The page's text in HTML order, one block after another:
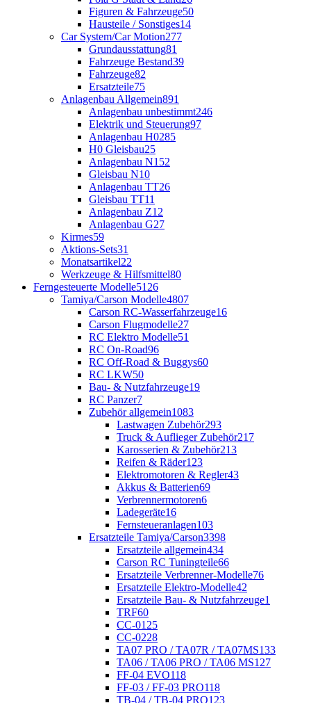
Figuren & Fahrzeuge50
Hausteile / Sonstiges14
Car System/Car Motion277
Grundausstattung81
Fahrzeuge Bestand39
Fahrzeuge82
Ersatzteile75
Anlagenbau Allgemein891
Anlagenbau unbestimmt246
Elektrik und Steuerung97
Anlagenbau H0285
H0 Gleisbau25
Anlagenbau N152
Gleisbau N10
Anlagenbau TT26
Gleisbau TT11
Anlagenbau Z12
Anlagenbau G27
Kirmes59
Aktions-Sets31
Monatsartikel22
Werkzeuge & Hilfsmittel80
Ferngesteuerte Modelle5126
Tamiya/Carson Modelle4807
Carson RC-Wasserfahrzeuge16
Carson Flugmodelle27
RC Elektro Modelle51
RC On-Road96
RC Off-Road & Buggys60
RC LKW50
Bau- & Nutzfahrzeuge19
RC Panzer7
Zubehör allgemein1083
Lastwagen Zubehör293
Truck & Auflieger Zubehör217
Karosserien & Zubehör213
Reifen & Räder123
Elektromotoren & Regler43
Akkus & Batterien69
Verbrennermotoren6
Ladegeräte16
Fernsteueranlagen103
Ersatzteile Tamiya/Carson3398
Ersatzteile allgemein434
Carson RC Tuningteile66
Ersatzteile Verbrenner-Modelle76
Ersatzteile Elektro-Modelle42
Ersatzteile Bau- & Nutzfahrzeuge1
TRF60
CC-01 25
CC-0228
TA07 PRO / TA07R / TA07MS133
TA06 / TA06 PRO / TA06 MS127
FF-04 EVO118
FF-03 / FF-03 PRO118
TB-04 / TB-04 PRO123